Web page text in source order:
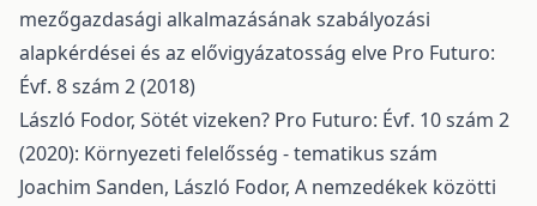
mezőgazdasági alkalmazásának szabályozási
alapkérdései és az elővigyázatosság elve Pro Futuro:
Évf. 8 szám 2 (2018)
László Fodor, Sötét vizeken? Pro Futuro: Évf. 10 szám 2
(2020): Környezeti felelősség - tematikus szám
Joachim Sanden, László Fodor, A nemzedékek közötti